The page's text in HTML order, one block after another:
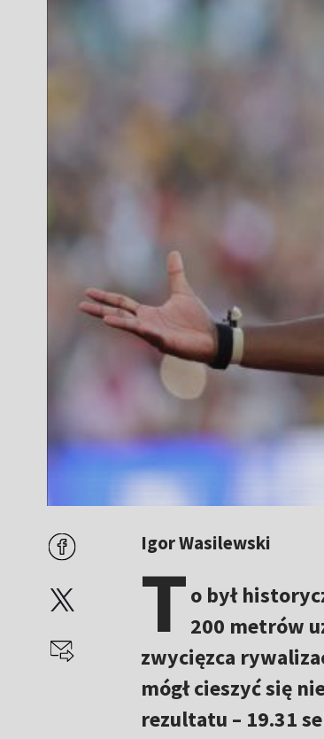
Igor Wasilewski
To był
200 metrów
zwycięzca
mógł cieszyć się
rezultatu – 19.31